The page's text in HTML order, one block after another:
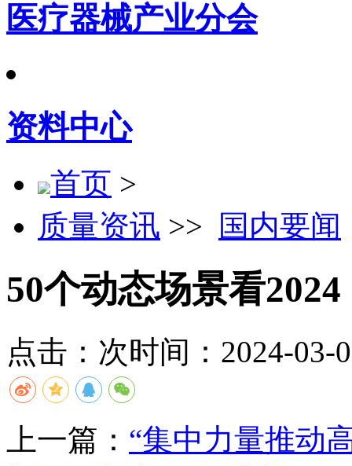
医疗器械产业分会
资料中心
首页 >
质量资讯 >> 国内要闻
50个动态场景看
点击： 次时间：2024-03-
上一篇： “集中力量推动